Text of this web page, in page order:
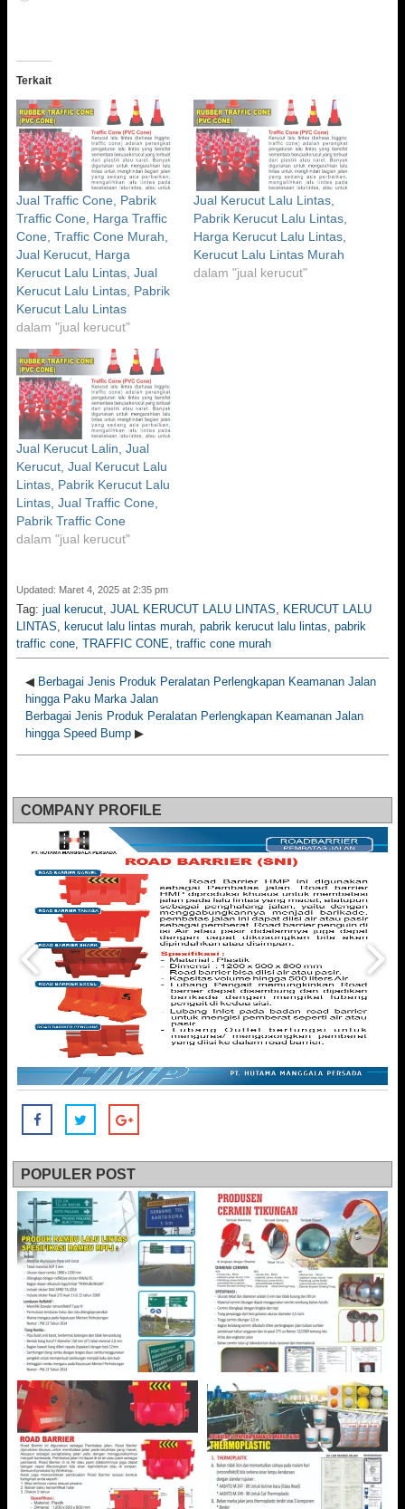
Terkait
Jual Traffic Cone, Pabrik
Traffic Cone, Harga Traffic
Cone, Traffic Cone Murah,
Jual Kerucut, Harga
Kerucut Lalu Lintas, Jual
Kerucut Lalu Lintas, Pabrik
Kerucut Lalu Lintas
dalam "jual kerucut"
Jual Kerucut Lalu Lintas,
Pabrik Kerucut Lalu Lintas,
Harga Kerucut Lalu Lintas,
Kerucut Lalu Lintas Murah
dalam "jual kerucut"
Jual Kerucut Lalin, Jual
Kerucut, Jual Kerucut Lalu
Lintas, Pabrik Kerucut Lalu
Lintas, Jual Traffic Cone,
Pabrik Traffic Cone
dalam "jual kerucut"
Updated: Maret 4, 2025 at 2:35 pm
Tag: jual kerucut, JUAL KERUCUT LALU LINTAS, KERUCUT LALU
LINTAS, kerucut lalu lintas murah, pabrik kerucut lalu lintas, pabrik
traffic cone, TRAFFIC CONE, traffic cone murah
◀ Berbagai Jenis Produk Peralatan Perlengkapan Keamanan Jalan
hingga Paku Marka Jalan
Berbagai Jenis Produk Peralatan Perlengkapan Keamanan Jalan
hingga Speed Bump ▶
COMPANY PROFILE
POPULER POST